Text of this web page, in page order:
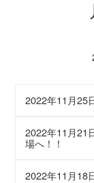
2022年11月25
2022年11月21
場へ！！
2022年11月18